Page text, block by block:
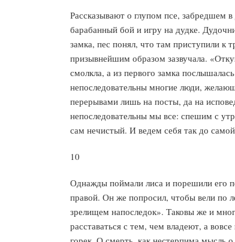
Рассказывают о глупом псе, забредшем
барабанный бой и игру на дудке.
замка, пес понял, что там приступили к
призывнейшим образом зазвучала.
смолкла, а из первого замка
непоследовательны многие люди,
перерывами лишь на посты, да на
непоследовательны мы все: спешим с
сам нечистый. И ведем себя так до
10
Однажды поймали лиса и порешили его
правой. Он же попросил, чтобы вели по
зрелищем напоследок». Таковы же и
расставаться с тем, чем владеют, а